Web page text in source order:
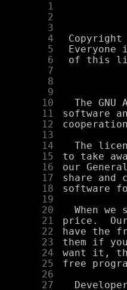
      1
      2
      3
      4
      5
      6
      7
      8
      9
     10
     11
     12
     13
     14
     15
     16
     17
     18
     19
     20
     21
     22
     23
     24
     25
     26
     27